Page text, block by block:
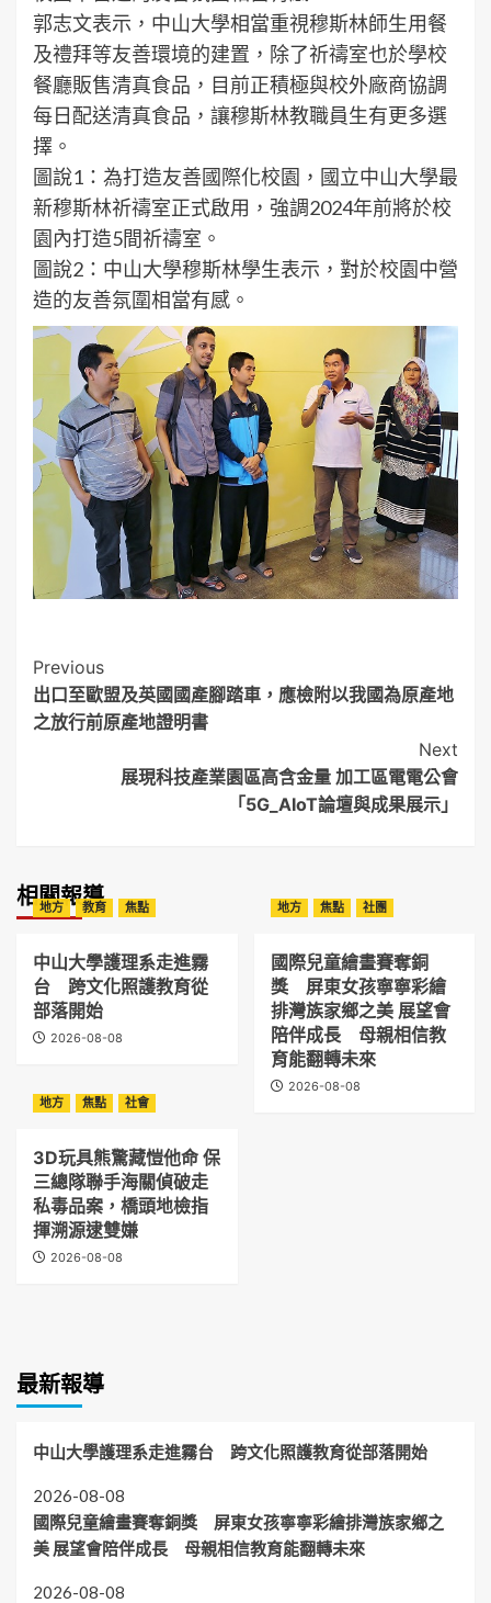
郭志文表示，中山大學相當重視穆斯林師生用餐
及禮拜等友善環境的建置，除了祈禱室也於學校
餐廳販售清真食品，目前正積極與校外廠商協調
每日配送清真食品，讓穆斯林教職員生有更多選
擇。
圖說1：為打造友善國際化校園，國立中山大學最
新穆斯林祈禱室正式啟用，強調2024年前將於校
園內打造5間祈禱室。
圖說2：中山大學穆斯林學生表示，對於校園中營
造的友善氛圍相當有感。
Post
Navigation
Previous
出口至歐盟及英國國產腳踏車，應檢附以我國為原產地
之放行前原產地證明書
Next
展現科技產業園區高含金量 加工區電電公會
「5G_AIoT論壇與成果展示」
相關報導
地方 教育 焦點
中山大學護理系走進霧
台 跨文化照護教育從
部落開始
2026-08-08
地方 焦點 社團
國際兒童繪畫賽奪銅
獎 屏東女孩寧寧彩繪
排灣族家鄉之美 展望會
陪伴成長 母親相信教
育能翻轉未來
2026-08-08
地方
焦點 社會
3D玩具熊驚藏愷他命 保
三總隊聯手海關偵破走
私毒品案，橋頭地檢指
揮溯源逮雙嫌
2026-08-08
最新報導
中山大學護理系走進霧台 跨文化照護教育從部落開始
2026-08-08
國際兒童繪畫賽奪銅獎 屏東女孩寧寧彩繪排灣族家鄉之
美 展望會陪伴成長 母親相信教育能翻轉未來
2026-08-08